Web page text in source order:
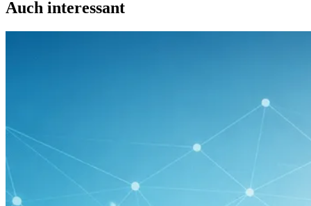
Auch interessant